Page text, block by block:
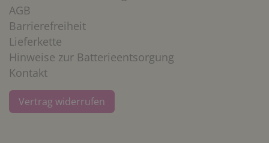
AGB
Barrierefreiheit
Lieferkette
Hinweise zur Batterieentsorgung
Kontakt
Vertrag widerrufen